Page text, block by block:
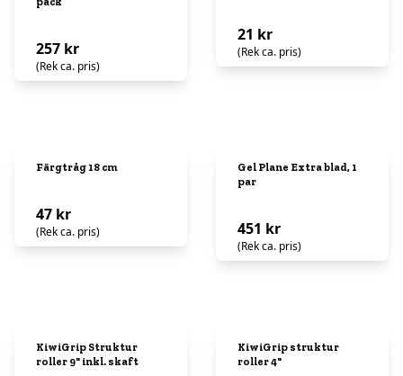
257 kr
(Rek ca. pris)
21 kr
(Rek ca. pris)
Färgtråg 18 cm
47 kr
(Rek ca. pris)
Gel Plane Extra blad, 1
par
451 kr
(Rek ca. pris)
KiwiGrip Struktur
roller 9" inkl. skaft
KiwiGrip struktur
roller 4"